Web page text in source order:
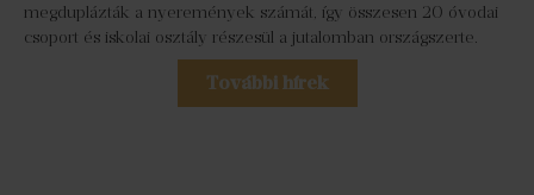
megduplázták a nyeremények számát, így összesen 20 óvodai
csoport és iskolai osztály részesül a jutalomban országszerte.
További hírek